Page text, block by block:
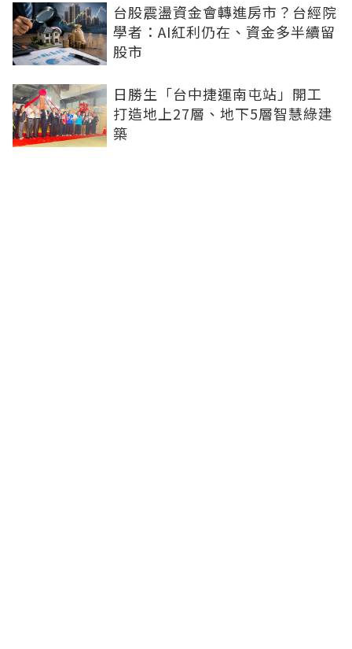
台股震盪資金會轉進房市？台經院
學者：AI紅利仍在、資金多半續留
股市
日勝生「台中捷運南屯站」開工
打造地上27層、地下5層智慧綠建
築